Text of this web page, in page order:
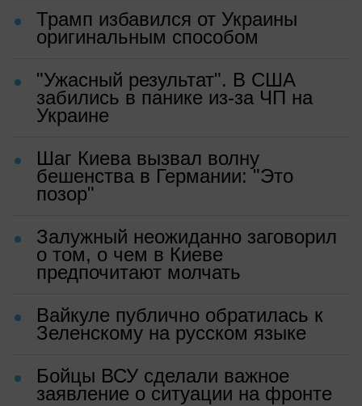
Трамп избавился от Украины
оригинальным способом
"Ужасный результат". В США
забились в панике из-за ЧП на
Украине
Шаг Киева вызвал волну
бешенства в Германии: "Это
позор"
Залужный неожиданно заговорил
о том, о чем в Киеве
предпочитают молчать
Вайкуле публично обратилась к
Зеленскому на русском языке
Бойцы ВСУ сделали важное
заявление о ситуации на фронте